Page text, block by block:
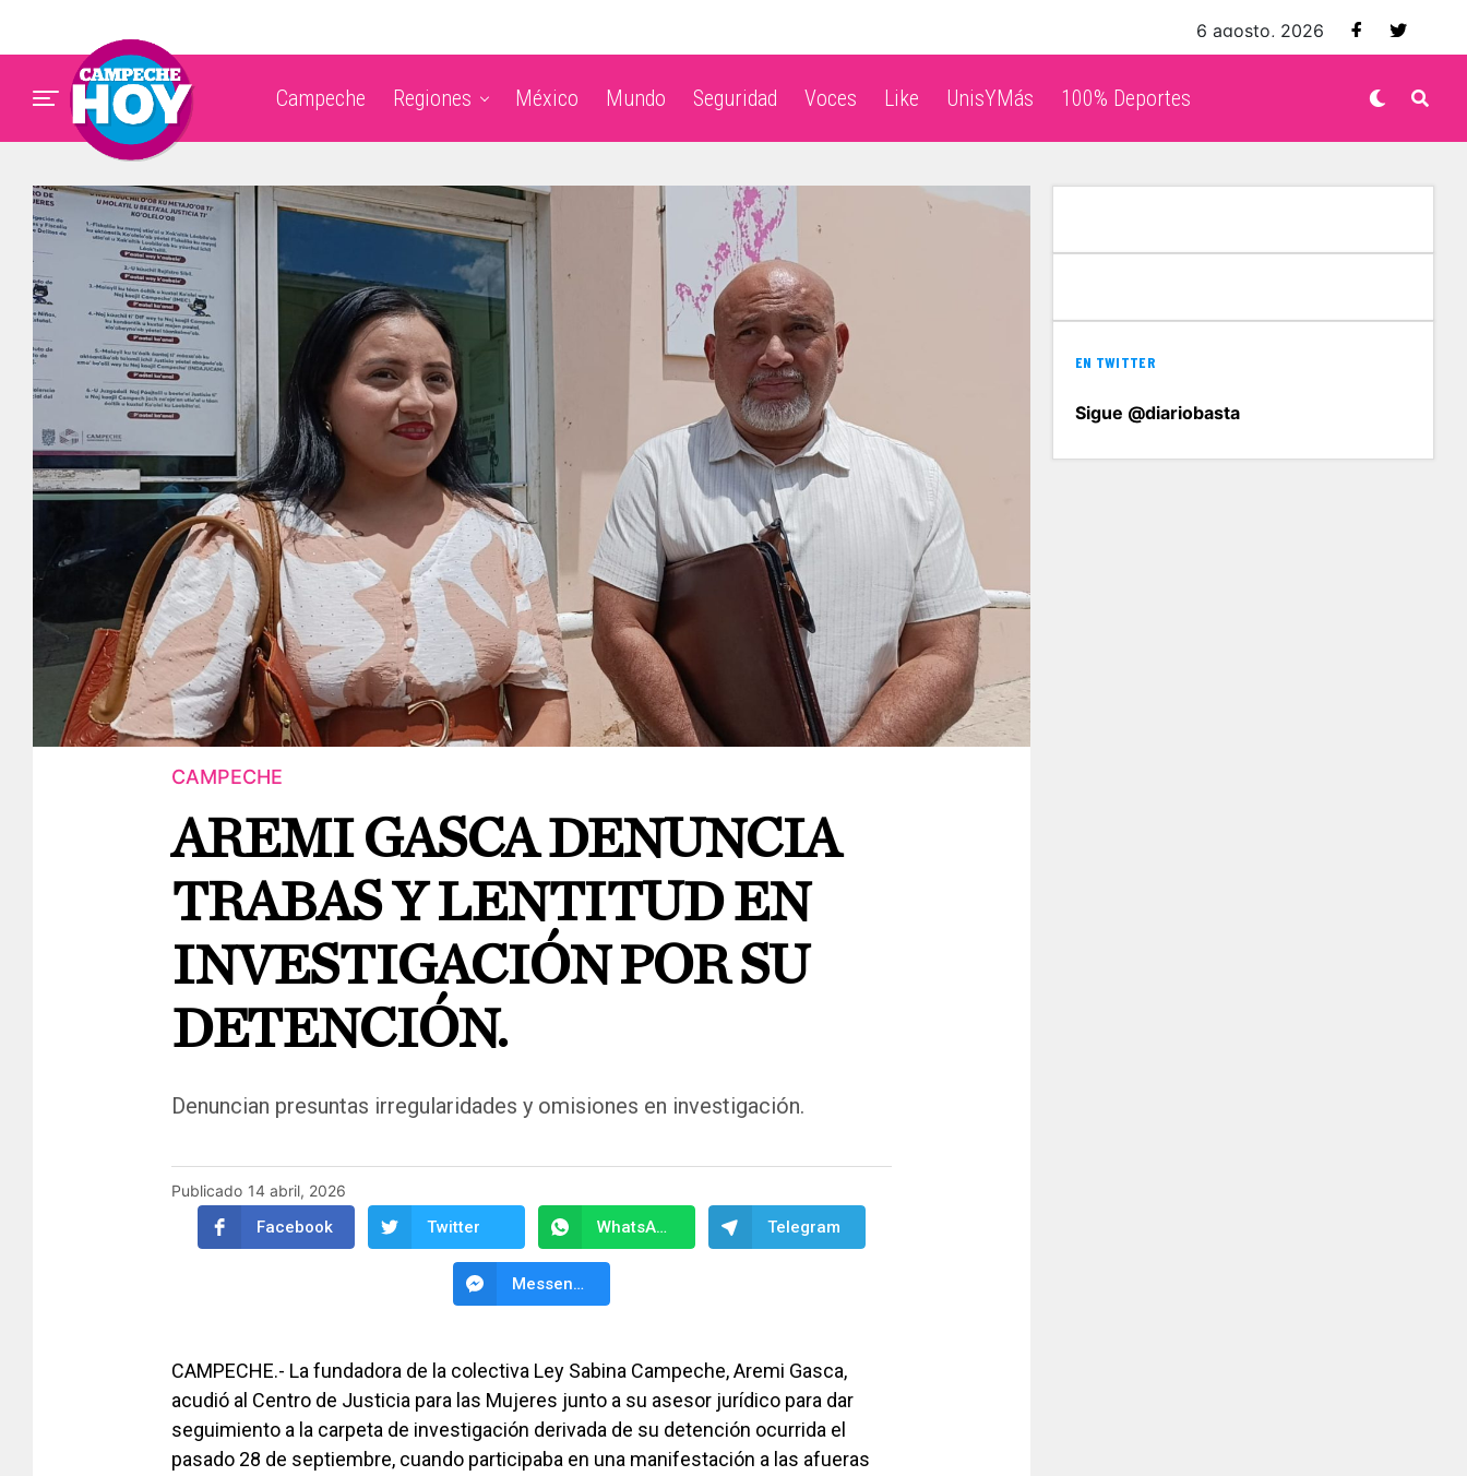
6 agosto, 2026
Campeche Regiones México Mundo Seguridad Voces Like UnisYMás 100% Deportes
CAMPECHE
AREMI GASCA DENUNCIA
TRABAS Y LENTITUD EN
INVESTIGACIÓN POR SU
DETENCIÓN.
Denuncian presuntas irregularidades y omisiones en investigación.
Publicado 14 abril, 2026
Facebook Twitter WhatsApp Telegram
Messenger
CAMPECHE.- La fundadora de la colectiva Ley Sabina Campeche, Aremi Gasca,
acudió al Centro de Justicia para las Mujeres junto a su asesor jurídico para dar
seguimiento a la carpeta de investigación derivada de su detención ocurrida el
pasado 28 de septiembre, cuando participaba en una manifestación a las afueras
EN TWITTER
Sigue @diariobasta